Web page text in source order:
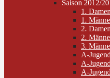
Saison 2012/
1.
1.
2.
2.
3.
A-
A-
A-